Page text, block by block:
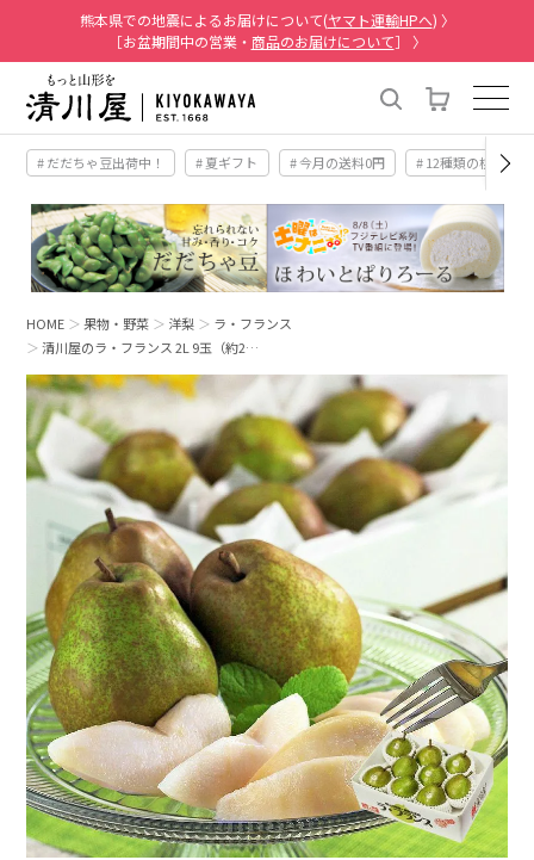
熊本県での地震によるお届けについて(ヤマト運輸HPへ) 〉
［お盆期間中の営業・ 商品のお届けについて］ 〉
# だだちゃ豆出荷中！ # 夏ギフト # 今月の送料0円 # 12種類の桃
HOME 果物・野菜 洋梨
ラ・フランス
清川屋のラ・フランス 2L 9玉（約2…